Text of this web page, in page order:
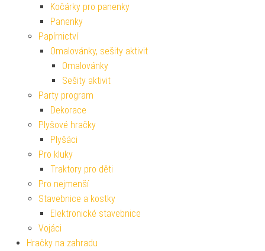
Kočárky pro panenky
Panenky
Papírnictví
Omalovánky, sešity aktivit
Omalovánky
Sešity aktivit
Party program
Dekorace
Plyšové hračky
Plyšáci
Pro kluky
Traktory pro děti
Pro nejmenší
Stavebnice a kostky
Elektronické stavebnice
Vojáci
Hračky na zahradu